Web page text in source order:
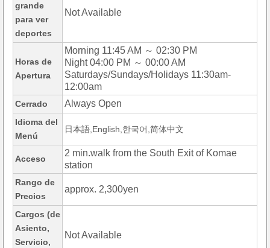
grande
para ver
deportes
Not Available
Horas de
Apertura
Morning 11:45 AM ～ 02:30 PM
Night 04:00 PM ～ 00:00 AM
Saturdays/Sundays/Holidays 11:30am-
12:00am
Cerrado Always Open
Idioma del
Menú
日本語,English,한국어,简体中文
Acceso
2 min.walk from the South Exit of Komae
station
Rango de
Precios
approx. 2,300yen
Cargos (de
Asiento,
Servicio,
Not Available